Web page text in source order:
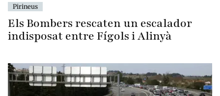
Pirineus
Els Bombers rescaten un escalador
indisposat entre Fígols i Alinyà